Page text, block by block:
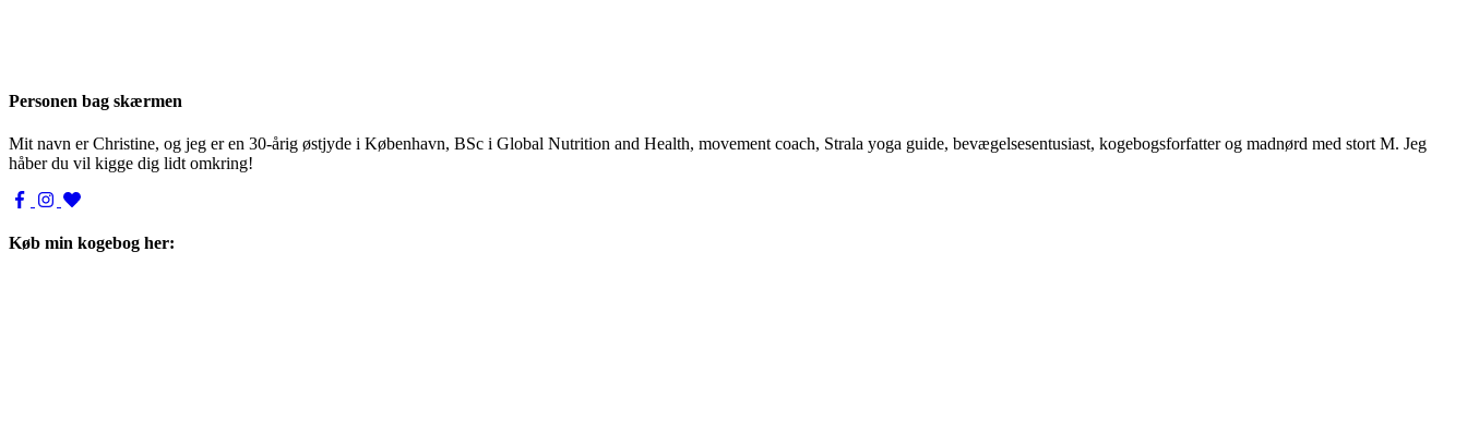
Personen bag skærmen
Mit navn er Christine, og jeg er en 30-årig østjyde i København, BSc i Global Nutrition and Health, movement coach, Strala yoga guide, bevægelsesentusiast, kogebogsforfatter og madnørd med stort M. Jeg
håber du vil kigge dig lidt omkring!
Køb min kogebog her: